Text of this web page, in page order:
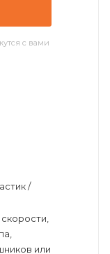
с вами
/
или